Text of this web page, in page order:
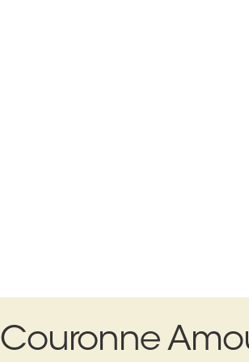
Couronne